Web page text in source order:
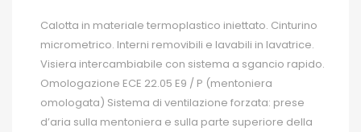
Calotta in materiale termoplastico iniettato. Cinturino
micrometrico. Interni removibili e lavabili in lavatrice.
Visiera intercambiabile con sistema a sgancio rapido.
Omologazione ECE 22.05 E9 / P (mentoniera
omologata) Sistema di ventilazione forzata: prese
d’aria sulla mentoniera e sulla parte superiore della